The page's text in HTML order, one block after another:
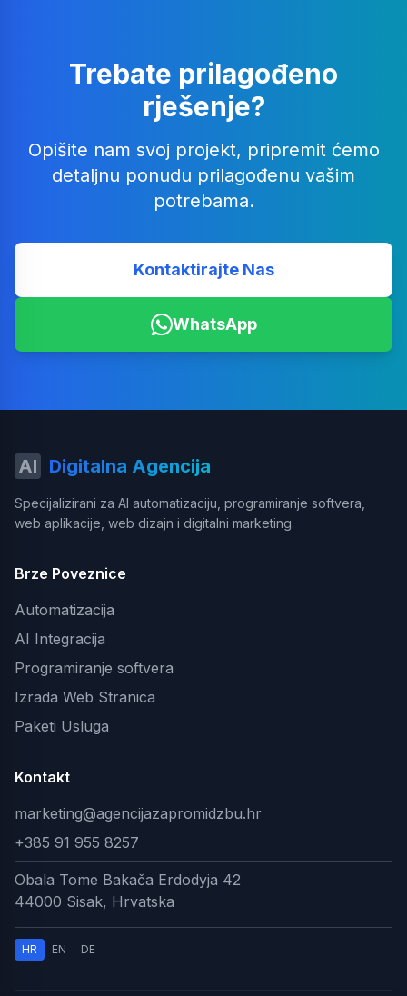
Trebate prilagođeno
rješenje?
Opišite nam svoj projekt, pripremit ćemo
detaljnu ponudu prilagođenu vašim
potrebama.
Kontaktirajte Nas
WhatsApp
AI Digitalna Agencija
Specijalizirani za AI automatizaciju, programiranje softvera,
web aplikacije, web dizajn i digitalni marketing.
Brze Poveznice
Automatizacija
AI Integracija
Programiranje softvera
Izrada Web Stranica
Paketi Usluga
Kontakt
marketing@agencijazapromidzbu.hr
+385 91 955 8257
Obala Tome Bakača Erdodyja 42
44000 Sisak, Hrvatska
HR EN DE